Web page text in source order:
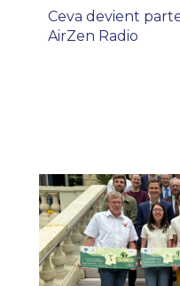
Ceva devient
AirZen Radio